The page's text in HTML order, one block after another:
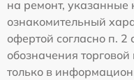
на ремонт, указанные
ознакомительный
офертой согласно п.
обозначения
только в